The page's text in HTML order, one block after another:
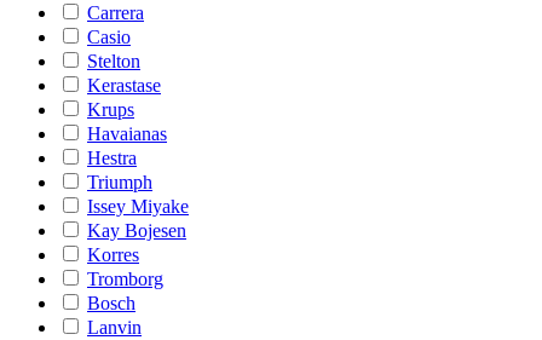
Carrera
Casio
Stelton
Kerastase
Krups
Havaianas
Hestra
Triumph
Issey Miyake
Kay Bojesen
Korres
Tromborg
Bosch
Lanvin